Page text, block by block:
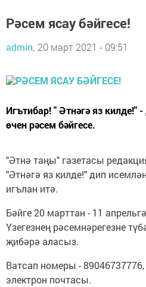
Рәсем ясау бәйгесе!
admin, 20 март 2021 - 09:51
Игътибар! " Әтнәгә яз килде!"
өчен рәсем бәйгесе.
"Әтнә таңы" газетасы
"Әтнәгә яз килде!" дип
игълан итә.
Бәйге 20 марттан - 11
Үзегезнең рәсемнәрегезне
җибәрә аласыз.
Ватсап номеры -
электрон почтасы.